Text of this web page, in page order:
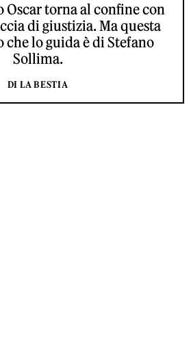
torna al confine con
di giustizia. Ma questa
che lo guida è di Stefano
Sollima.
DI LA BESTIA